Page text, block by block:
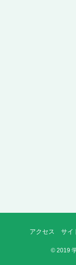
アクセス サイ
© 2019